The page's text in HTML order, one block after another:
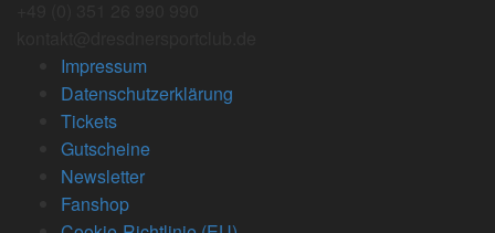
Impressum
Datenschutzerklärung
Tickets
Gutscheine
Newsletter
Fanshop